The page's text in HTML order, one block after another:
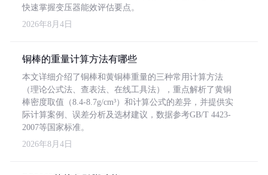
快速掌握变压器能效评估要点。
2026年8月4日
铜棒的重量计算方法有哪些
本文详细介绍了铜棒和黄铜棒重量的三种常用计算方法
（理论公式法、查表法、在线工具法），重点解析了黄铜
棒密度取值（8.4-8.7g/cm³）和计算公式的差异，并提供实
际计算案例、误差分析及选材建议，数据参考GB/T 4423-
2007等国家标准。
2026年8月4日